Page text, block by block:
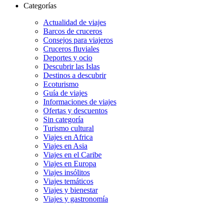
Categorías
Actualidad de viajes
Barcos de cruceros
Consejos para viajeros
Cruceros fluviales
Deportes y ocio
Descubrir las Islas
Destinos a descubrir
Ecoturismo
Guía de viajes
Informaciones de viajes
Ofertas y descuentos
Sin categoría
Turismo cultural
Viajes en Africa
Viajes en Asia
Viajes en el Caribe
Viajes en Europa
Viajes insólitos
Viajes temáticos
Viajes y bienestar
Viajes y gastronomía